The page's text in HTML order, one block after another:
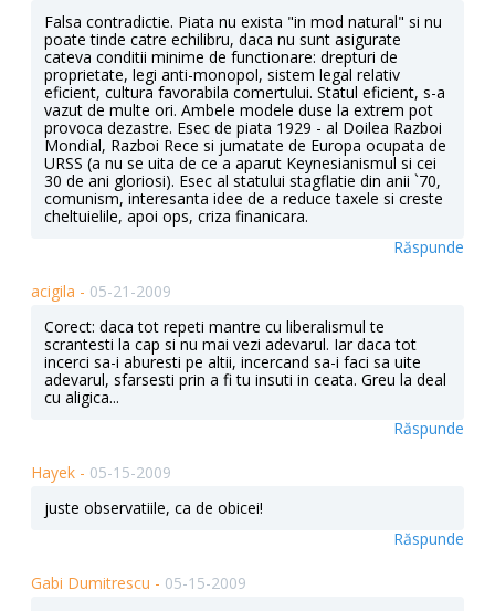
Falsa contradictie. Piata nu exista "in mod natural" si nu
poate tinde catre echilibru, daca nu sunt asigurate
cateva conditii minime de functionare: drepturi de
proprietate, legi anti-monopol, sistem legal relativ
eficient, cultura favorabila comertului. Statul eficient, s-a
vazut de multe ori. Ambele modele duse la extrem pot
provoca dezastre. Esec de piata 1929 - al Doilea Razboi
Mondial, Razboi Rece si jumatate de Europa ocupata de
URSS (a nu se uita de ce a aparut Keynesianismul si cei
30 de ani gloriosi). Esec al statului stagflatie din anii `70,
comunism, interesanta idee de a reduce taxele si creste
cheltuielile, apoi ops, criza finanicara.
Răspunde
acigila - 05-21-2009
Corect: daca tot repeti mantre cu liberalismul te
scrantesti la cap si nu mai vezi adevarul. Iar daca tot
incerci sa-i aburesti pe altii, incercand sa-i faci sa uite
adevarul, sfarsesti prin a fi tu insuti in ceata. Greu la deal
cu aligica...
Răspunde
Hayek - 05-15-2009
juste observatiile, ca de obicei!
Răspunde
Gabi Dumitrescu - 05-15-2009